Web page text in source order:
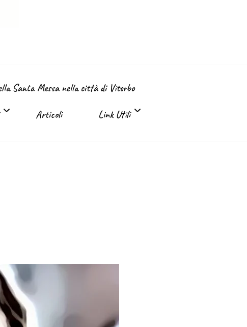
Santa Messa nella città di Viterbo
Articoli Link Utili